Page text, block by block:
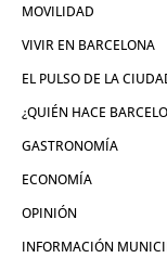
MOVILIDAD
VIVIR EN BARCELONA
EL PULSO DE LA
¿QUIÉN HACE
GASTRONOMÍA
ECONOMÍA
OPINIÓN
INFORMACIÓN